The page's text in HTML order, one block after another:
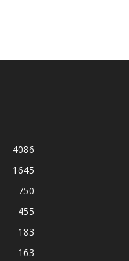
4086
1645
750
455
183
163